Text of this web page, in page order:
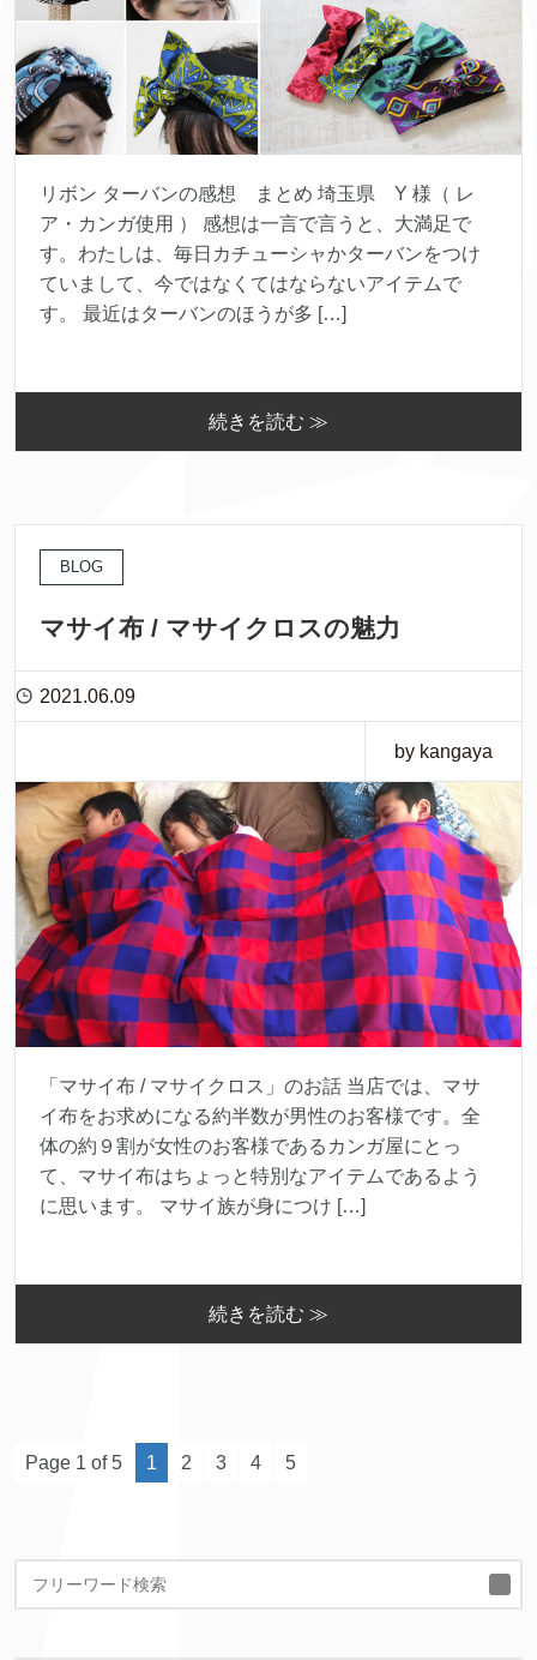
リボン ターバンの感想 まとめ 埼玉県 Y 様（ レ
ア・カンガ使用 ） 感想は一言で言うと、大満足で
す。わたしは、毎日カチューシャかターバンをつけ
ていまして、今ではなくてはならないアイテムで
す。 最近はターバンのほうが多 […]
続きを読む ≫
BLOG
マサイ布 / マサイクロスの魅力
2021.06.09
by kangaya
「マサイ布 / マサイクロス」のお話 当店では、マサ
イ布をお求めになる約半数が男性のお客様です。全
体の約９割が女性のお客様であるカンガ屋にとっ
て、マサイ布はちょっと特別なアイテムであるよう
に思います。 マサイ族が身につけ […]
続きを読む ≫
Page 1 of 5 1 2 3 4 5